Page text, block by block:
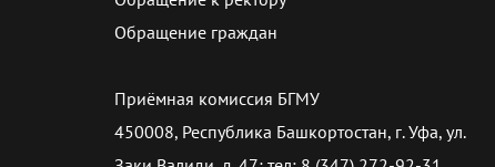
Обращение граждан
Приёмная комиссия БГМУ
450008, Республика Башкортостан, г. Уфа, ул.